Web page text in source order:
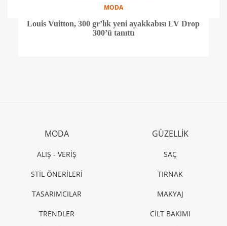
MODA
Louis Vuitton, 300 gr’lık yeni ayakkabısı LV Drop
300’ü tanıttı
MODA
ALIŞ - VERİŞ
STİL ÖNERİLERİ
TASARIMCILAR
TRENDLER
GÜZELLİK
SAÇ
TIRNAK
MAKYAJ
CİLT BAKIMI